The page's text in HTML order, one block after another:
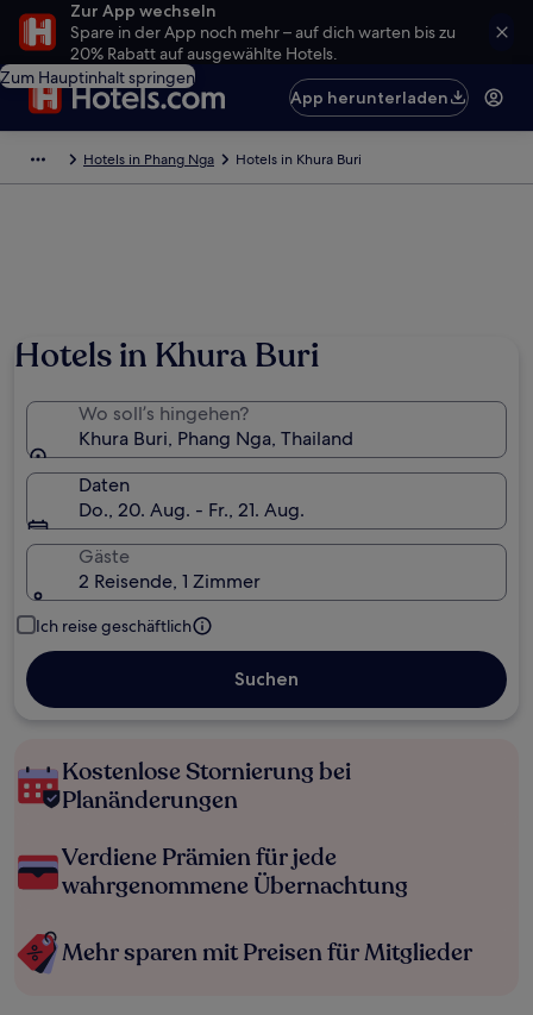
Zur App wechseln
Spare in der App noch mehr – auf dich warten bis zu
20% Rabatt auf ausgewählte Hotels.
Zum Hauptinhalt springen
App herunterladen
Hotels in Phang Nga Hotels in Khura Buri
Hotels in Khura Buri
Wo soll’s hingehen?
Khura Buri, Phang Nga, Thailand
Daten
Do., 20. Aug. - Fr., 21. Aug.
Gäste
2 Reisende, 1 Zimmer
Ich reise geschäftlich
Suchen
Kostenlose Stornierung bei
Planänderungen
Verdiene Prämien für jede
wahrgenommene Übernachtung
Mehr sparen mit Preisen für Mitglieder